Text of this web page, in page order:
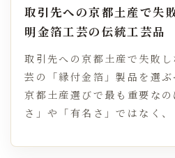
取引先への京都土産で失
明金箔工芸の伝統工芸品
取引先への京都土産で失敗
芸の「縁付金箔」製品を選
京都土産選びで最も重要な
さ」や「有名さ」ではなく